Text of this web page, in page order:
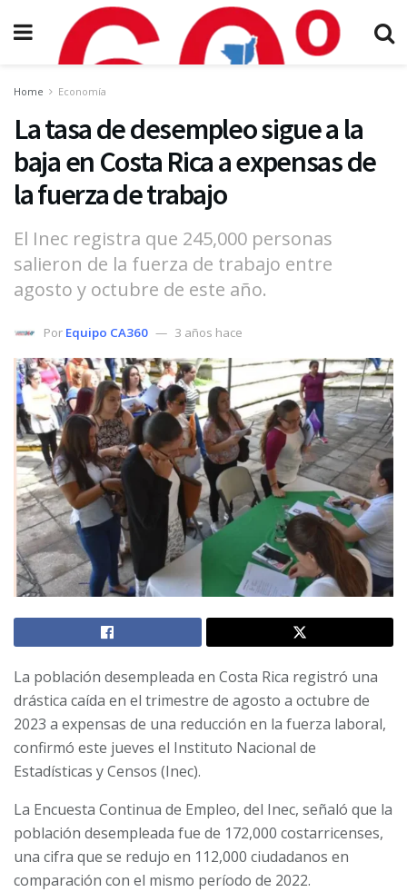
Home Economía
La tasa de desempleo sigue a la
baja en Costa Rica a expensas de
la fuerza de trabajo
El Inec registra que 245,000 personas
salieron de la fuerza de trabajo entre
agosto y octubre de este año.
Por Equipo CA360 3 años hace
La población desempleada en Costa Rica registró una
drástica caída en el trimestre de agosto a octubre de
2023 a expensas de una reducción en la fuerza laboral,
confirmó este jueves el Instituto Nacional de
Estadísticas y Censos (Inec).
La Encuesta Continua de Empleo, del Inec, señaló que la
población desempleada fue de 172,000 costarricenses,
una cifra que se redujo en 112,000 ciudadanos en
comparación con el mismo período de 2022.